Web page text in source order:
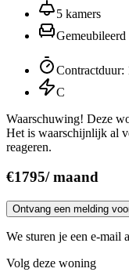
5 kamers
Gemeubileerd
Contractduur:
C
Waarschuwing! Deze
Het is waarschijnlijk al
reageren.
€1795/maand
Ontvang een melding
We sturen je een e-mail
Volg deze woning